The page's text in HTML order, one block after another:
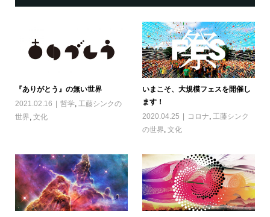
『ありがとう』の無い世界
2021.02.16
哲学, 工藤シンクの
世界, 文化
いまこそ、大規模フェスを開催し
ます！
2020.04.25
コロナ,工藤シンク
の世界,文化